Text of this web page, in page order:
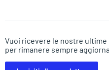
Vuoi ricevere le nostre
per rimanere sempre